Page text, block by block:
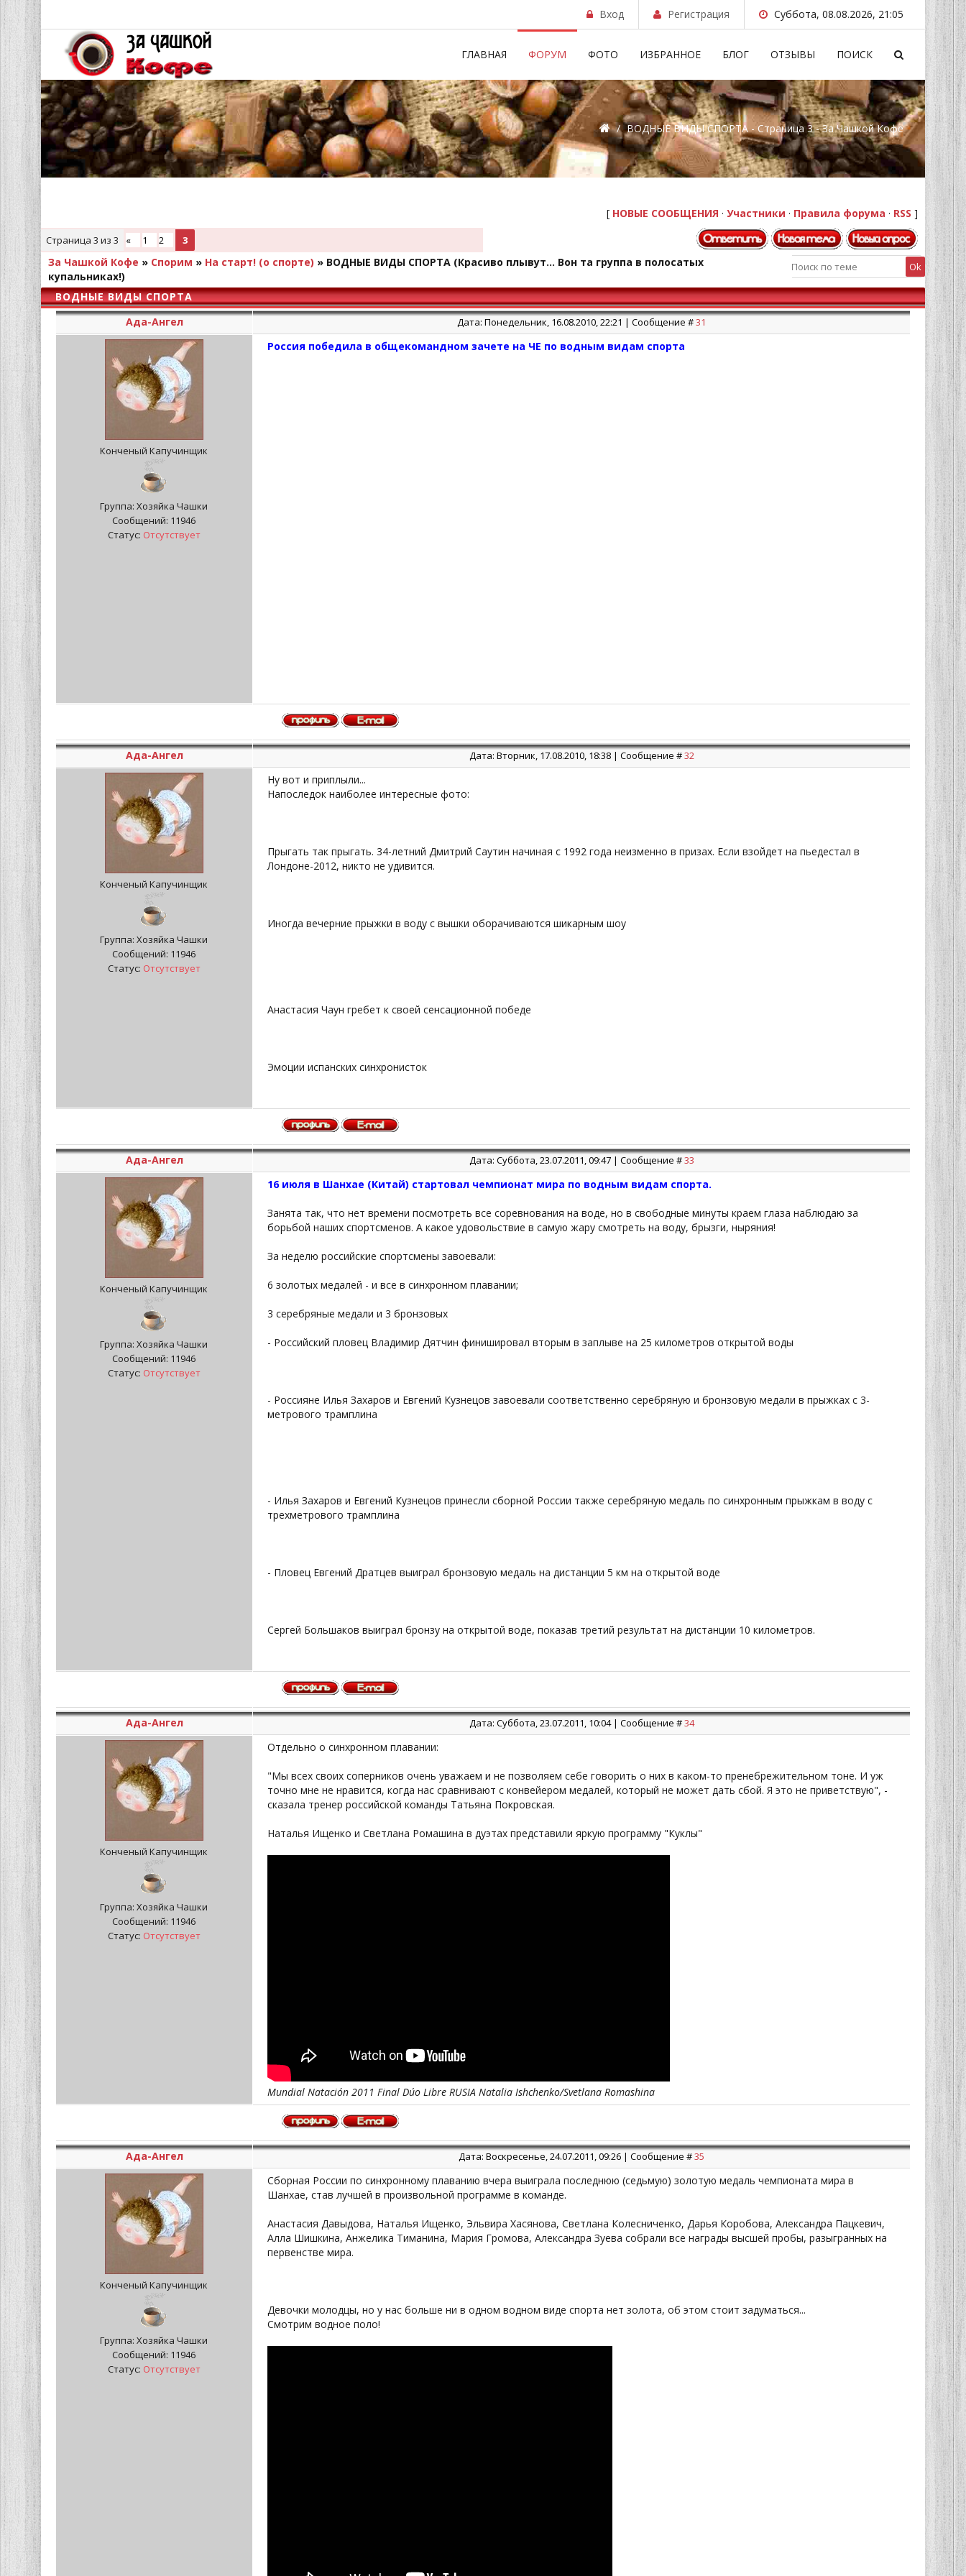
Вход Регистрация Суббота, 08.08.2026, 21:05
ГЛАВНАЯ ФОРУМ ФОТО ИЗБРАННОЕ БЛОГ ОТЗЫВЫ ПОИСК
/ ВОДНЫЕ ВИДЫ СПОРТА - Страница 3 - За Чашкой Кофе
[ НОВЫЕ СООБЩЕНИЯ · Участники · Правила форума · RSS ]
Страница 3 из 3 « 1 2 3
За Чашкой Кофе » Спорим » На старт! (о спорте) » ВОДНЫЕ ВИДЫ СПОРТА (Красиво плывут... Вон та группа в полосатых
купальниках!)
ВОДНЫЕ ВИДЫ СПОРТА
Ада-Ангел
Дата: Понедельник, 16.08.2010, 22:21 | Сообщение #31
Конченый Капучинщик
Группа: Хозяйка Чашки
Сообщений: 11946
Статус: Отсутствует
Россия победила в общекомандном зачете на ЧЕ по водным видам спорта
Ада-Ангел Дата: Вторник, 17.08.2010, 18:38 | Сообщение #32
Конченый Капучинщик
Группа: Хозяйка Чашки
Сообщений: 11946
Статус: Отсутствует
Ну вот и приплыли...
Напоследок наиболее интересные фото:
Прыгать так прыгать. 34-летний Дмитрий Саутин начиная с 1992 года неизменно в призах. Если взойдет на пьедестал в
Лондоне-2012, никто не удивится.
Иногда вечерние прыжки в воду с вышки оборачиваются шикарным шоу
Анастасия Чаун гребет к своей сенсационной победе
Эмоции испанских синхронисток
Ада-Ангел Дата: Суббота, 23.07.2011, 09:47 | Сообщение #33
Конченый Капучинщик
Группа: Хозяйка Чашки
Сообщений: 11946
Статус: Отсутствует
16 июля в Шанхае (Китай) стартовал чемпионат мира по водным видам спорта.
Занята так, что нет времени посмотреть все соревнования на воде, но в свободные минуты краем глаза наблюдаю за
борьбой наших спортсменов. А какое удовольствие в самую жару смотреть на воду, брызги, ныряния!
За неделю российские спортсмены завоевали:
6 золотых медалей - и все в синхронном плавании;
3 серебряные медали и 3 бронзовых
- Российский пловец Владимир Дятчин финишировал вторым в заплыве на 25 километров открытой воды
- Россияне Илья Захаров и Евгений Кузнецов завоевали соответственно серебряную и бронзовую медали в прыжках с 3-
метрового трамплина
- Илья Захаров и Евгений Кузнецов принесли сборной России также серебряную медаль по синхронным прыжкам в воду с
трехметрового трамплина
- Пловец Евгений Дратцев выиграл бронзовую медаль на дистанции 5 км на открытой воде
Сергей Большаков выиграл бронзу на открытой воде, показав третий результат на дистанции 10 километров.
Ада-Ангел Дата: Суббота, 23.07.2011, 10:04 | Сообщение #34
Конченый Капучинщик
Группа: Хозяйка Чашки
Сообщений: 11946
Статус: Отсутствует
Отдельно о синхронном плавании:
"Мы всех своих соперников очень уважаем и не позволяем себе говорить о них в каком-то пренебрежительном тоне. И уж
точно мне не нравится, когда нас сравнивают с конвейером медалей, который не может дать сбой. Я это не приветствую", -
сказала тренер российской команды Татьяна Покровская.
Наталья Ищенко и Светлана Ромашина в дуэтах представили яркую программу "Куклы"
Mundial Natación 2011 Final Dúo Libre RUSIA Natalia Ishchenko/Svetlana Romashina
Ада-Ангел Дата: Воскресенье, 24.07.2011, 09:26 | Сообщение #35
Конченый Капучинщик
Группа: Хозяйка Чашки
Сообщений: 11946
Статус: Отсутствует
Сборная России по синхронному плаванию вчера выиграла последнюю (седьмую) золотую медаль чемпионата мира в
Шанхае, став лучшей в произвольной программе в команде.
Анастасия Давыдова, Наталья Ищенко, Эльвира Хасянова, Светлана Колесниченко, Дарья Коробова, Александра Пацкевич,
Алла Шишкина, Анжелика Тиманина, Мария Громова, Александра Зуева собрали все награды высшей пробы, разыгранных на
первенстве мира.
Девочки молодцы, но у нас больше ни в одном водном виде спорта нет золота, об этом стоит задуматься...
Смотрим водное поло!